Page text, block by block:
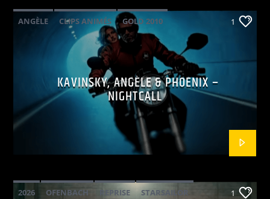
ANGÈLE CLIPS ANIMÉS
GOLD 2010
PHOENIX POP ELECTRO
1
KAVINSKY, ANGÈLE & PHOENIX –
NIGHTCALL
2026 OFENBACH REPRISE STARSAILOR 1